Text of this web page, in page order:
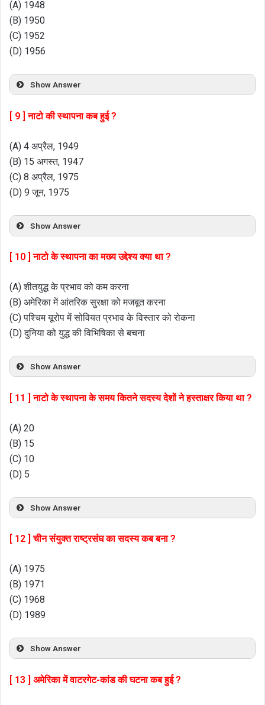
(A) 1948
(B) 1950
(C) 1952
(D) 1956
Show Answer
[ 9 ] नाटो की स्थापना कब हुई ?
(A) 4 अप्रैल, 1949
(B) 15 अगस्त, 1947
(C) 8 अप्रैल, 1975
(D) 9 जून, 1975
Show Answer
[ 10 ] नाटो के स्थापना का मख्य उद्देश्य क्या था ?
(A) शीतयुद्ध के प्रभाव को कम करना
(B) अमेरिका में आंतरिक सुरक्षा को मजबूत करना
(C) पश्चिम यूरोप में सोवियत प्रभाव के विस्तार को रोकना
(D) दुनिया को युद्ध की विभिषिका से बचना
Show Answer
[ 11 ] नाटो के स्थापना के समय कितने सदस्य देशों ने हस्ताक्षर किया था ?
(A) 20
(B) 15
(C) 10
(D) 5
Show Answer
[ 12 ] चीन संयुक्त राष्ट्रसंघ का सदस्य कब बना ?
(A) 1975
(B) 1971
(C) 1968
(D) 1989
Show Answer
[ 13 ] अमेरिका में वाटरगेट-कांड की घटना कब हुई ?